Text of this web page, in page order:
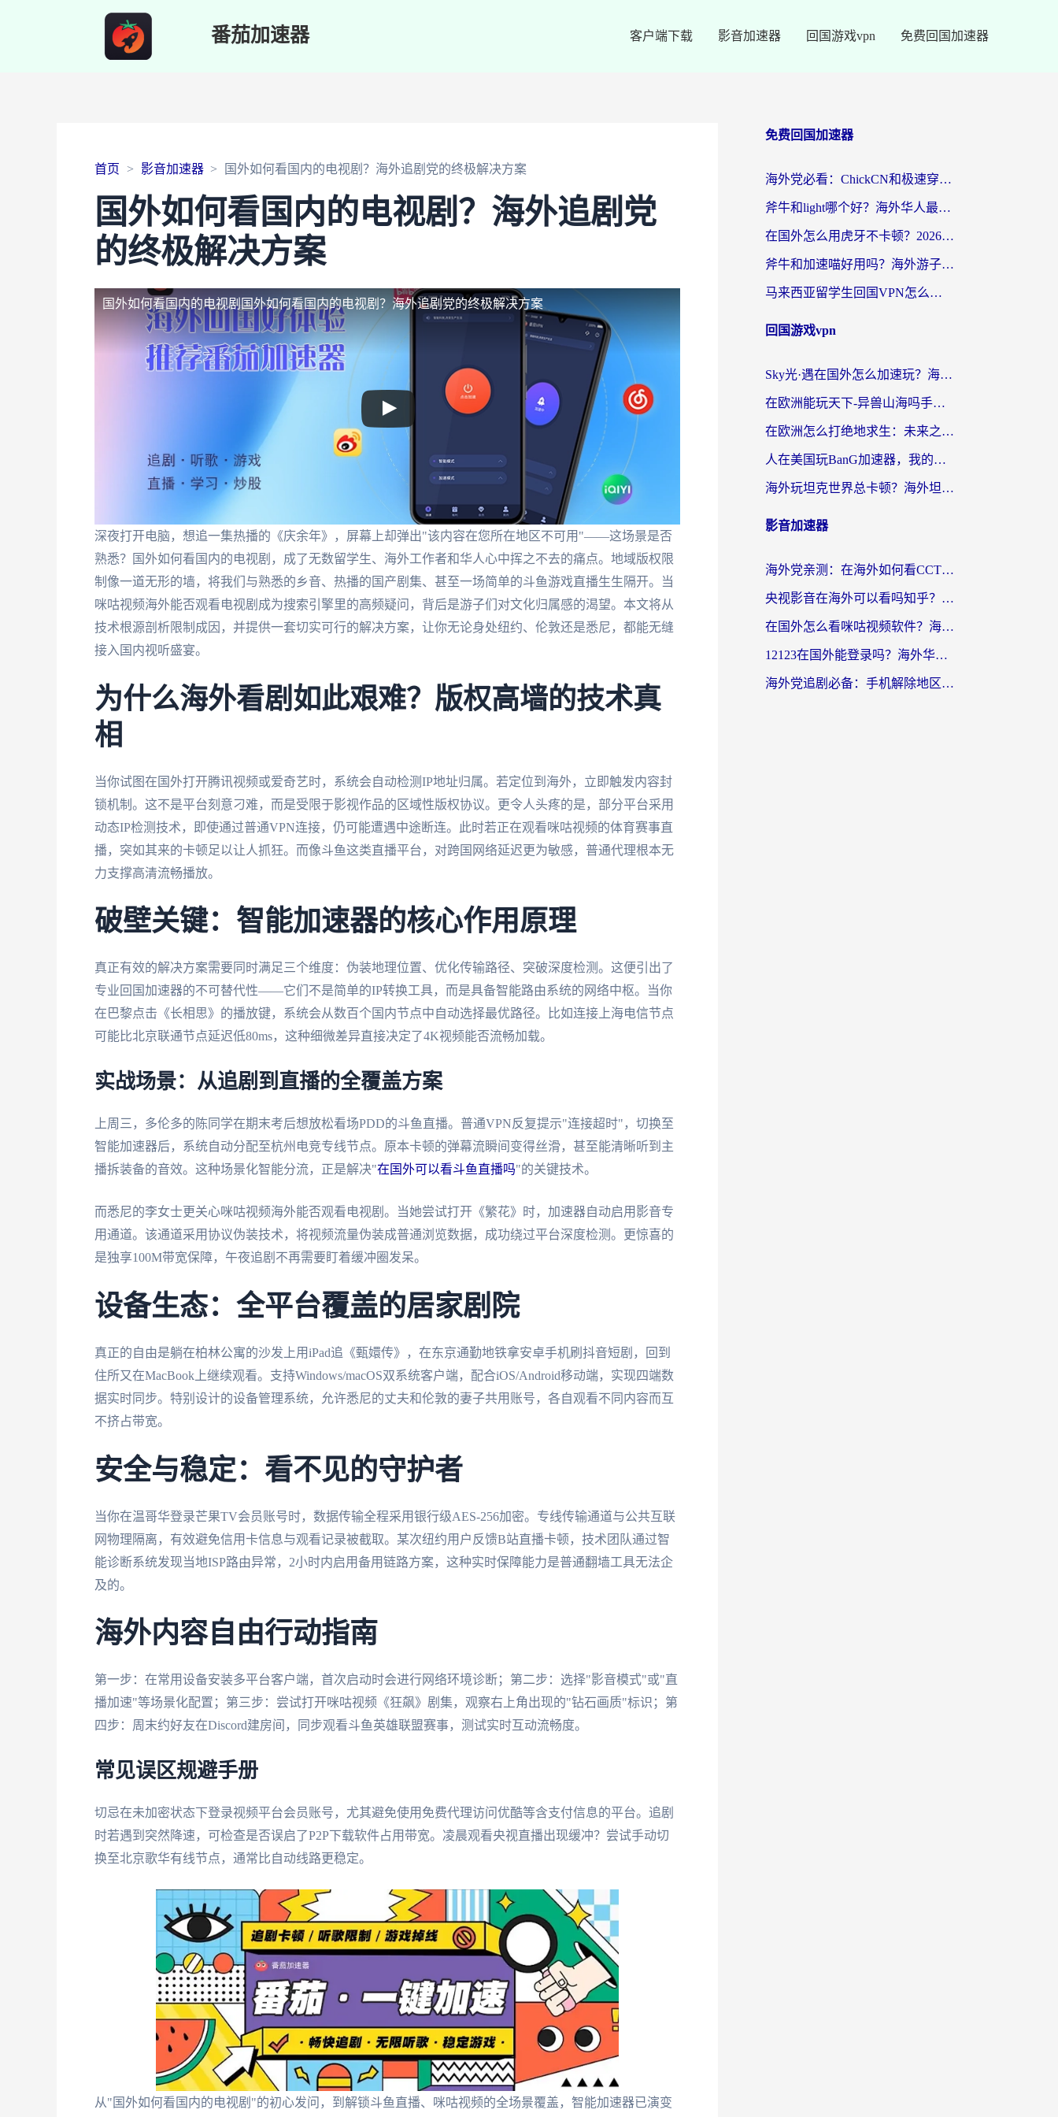
番茄加速器 客户端下载 影音加速器 回国游戏vpn 免费回国加速器
首页 影音加速器 国外如何看国内的电视剧？海外追剧党的终极解决方案
国外如何看国内的电视剧？海外追剧党
的终极解决方案
国外如何看国内的电视剧国外如何看国内的电视剧？海外追剧党的终极解决方案
深夜打开电脑，想追一集热播的《庆余年》，屏幕上却弹出"该内容在您所在地区不可用"——这场景是否
熟悉？国外如何看国内的电视剧，成了无数留学生、海外工作者和华人心中挥之不去的痛点。地域版权限
制像一道无形的墙，将我们与熟悉的乡音、热播的国产剧集、甚至一场简单的斗鱼游戏直播生生隔开。当
咪咕视频海外能否观看电视剧成为搜索引擎里的高频疑问，背后是游子们对文化归属感的渴望。本文将从
技术根源剖析限制成因，并提供一套切实可行的解决方案，让你无论身处纽约、伦敦还是悉尼，都能无缝
接入国内视听盛宴。
为什么海外看剧如此艰难？版权高墙的技术真
相
当你试图在国外打开腾讯视频或爱奇艺时，系统会自动检测IP地址归属。若定位到海外，立即触发内容封
锁机制。这不是平台刻意刁难，而是受限于影视作品的区域性版权协议。更令人头疼的是，部分平台采用
动态IP检测技术，即使通过普通VPN连接，仍可能遭遇中途断连。此时若正在观看咪咕视频的体育赛事直
播，突如其来的卡顿足以让人抓狂。而像斗鱼这类直播平台，对跨国网络延迟更为敏感，普通代理根本无
力支撑高清流畅播放。
破壁关键：智能加速器的核心作用原理
真正有效的解决方案需要同时满足三个维度：伪装地理位置、优化传输路径、突破深度检测。这便引出了
专业回国加速器的不可替代性——它们不是简单的IP转换工具，而是具备智能路由系统的网络中枢。当你
在巴黎点击《长相思》的播放键，系统会从数百个国内节点中自动选择最优路径。比如连接上海电信节点
可能比北京联通节点延迟低80ms，这种细微差异直接决定了4K视频能否流畅加载。
实战场景：从追剧到直播的全覆盖方案
上周三，多伦多的陈同学在期末考后想放松看场PDD的斗鱼直播。普通VPN反复提示"连接超时"，切换至
智能加速器后，系统自动分配至杭州电竞专线节点。原本卡顿的弹幕流瞬间变得丝滑，甚至能清晰听到主
播拆装备的音效。这种场景化智能分流，正是解决"在国外可以看斗鱼直播吗"的关键技术。
而悉尼的李女士更关心咪咕视频海外能否观看电视剧。当她尝试打开《繁花》时，加速器自动启用影音专
用通道。该通道采用协议伪装技术，将视频流量伪装成普通浏览数据，成功绕过平台深度检测。更惊喜的
是独享100M带宽保障，午夜追剧不再需要盯着缓冲圈发呆。
设备生态：全平台覆盖的居家剧院
真正的自由是躺在柏林公寓的沙发上用iPad追《甄嬛传》，在东京通勤地铁拿安卓手机刷抖音短剧，回到
住所又在MacBook上继续观看。支持Windows/macOS双系统客户端，配合iOS/Android移动端，实现四端数
据实时同步。特别设计的设备管理系统，允许悉尼的丈夫和伦敦的妻子共用账号，各自观看不同内容而互
不挤占带宽。
安全与稳定：看不见的守护者
当你在温哥华登录芒果TV会员账号时，数据传输全程采用银行级AES-256加密。专线传输通道与公共互联
网物理隔离，有效避免信用卡信息与观看记录被截取。某次纽约用户反馈B站直播卡顿，技术团队通过智
能诊断系统发现当地ISP路由异常，2小时内启用备用链路方案，这种实时保障能力是普通翻墙工具无法企
及的。
海外内容自由行动指南
第一步：在常用设备安装多平台客户端，首次启动时会进行网络环境诊断；第二步：选择"影音模式"或"直
播加速"等场景化配置；第三步：尝试打开咪咕视频《狂飙》剧集，观察右上角出现的"钻石画质"标识；第
四步：周末约好友在Discord建房间，同步观看斗鱼英雄联盟赛事，测试实时互动流畅度。
常见误区规避手册
切忌在未加密状态下登录视频平台会员账号，尤其避免使用免费代理访问优酷等含支付信息的平台。追剧
时若遇到突然降速，可检查是否误启了P2P下载软件占用带宽。凌晨观看央视直播出现缓冲？尝试手动切
换至北京歌华有线节点，通常比自动线路更稳定。
从"国外如何看国内的电视剧"的初心发问，到解锁斗鱼直播、咪咕视频的全场景覆盖，智能加速器已演变
免费回国加速器
海外党必看：ChickCN和极速穿梭VPN好用吗？3招教你选对回国加速器无缝刷国内资源
斧牛和light哪个好？海外华人最关心的回国加速器选择难题，一篇讲透
在国外怎么用虎牙不卡顿？2026海外华人亲测有效的回国加速器选择指南
斧牛和加速喵好用吗？海外游子的真实选择困境
马来西亚留学生回国VPN怎么选？3个避坑点+1款实测好用的加速器推荐
回国游戏vpn
Sky光·遇在国外怎么加速玩？海外党亲测有效的国服游戏加速指南
在欧洲能玩天下-异兽山海吗手游？海外玩家的加速器生存指南
在欧洲怎么打绝地求生：未来之役不卡？留学生亲测的加速器避坑指南
人在美国玩BanG加速器，我的延迟终于绿了
海外玩坦克世界总卡顿？海外坦克世界加速器有哪些？实测好用的选择在这里
影音加速器
海外党亲测：在海外如何看CCTV？告别“仅限大陆播放”的实用指南
央视影音在海外可以看吗知乎？留学生亲测：3步解决地域限制+追剧自由
在国外怎么看咪咕视频软件？海外党亲测有效的回国加速方案
12123在国外能登录吗？海外华人必看的回国加速实用指南
海外党追剧必备：手机解除地区限制app怎么选？解决央视视频&国内剧地区限制全指南